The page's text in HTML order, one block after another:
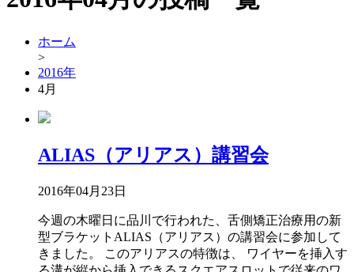
ホーム
>
2016年
4月
ALIAS（アリアス）講習会
2016年04月23日
今週の木曜日に品川で行われた、舌側矯正治療用の新
型ブラケットALIAS（アリアス）の講習会に参加して
きました。 このアリアスの特徴は、 ワイヤーを挿入す